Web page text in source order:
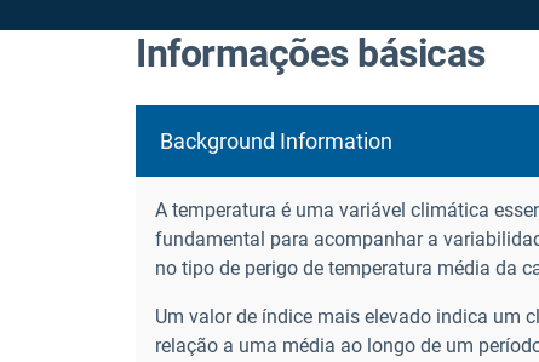
Informações básicas
Background Information
A temperatura é uma variável climática
fundamental para acompanhar a
no tipo de perigo de temperatura média da
Um valor de índice mais elevado indica um
relação a uma média ao longo de um